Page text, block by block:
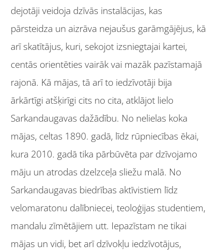
dejotāji veidoja dzīvās instalācijas, kas
pārsteidza un aizrāva nejaušus garāmgājējus, kā
arī skatītājus, kuri, sekojot izsniegtajai kartei,
centās orientēties vairāk vai mazāk pazīstamajā
rajonā. Kā mājas, tā arī to iedzīvotāji bija
ārkārtīgi atšķirīgi cits no cita, atklājot lielo
Sarkandaugavas dažādību. No nelielas koka
mājas, celtas 1890. gadā, līdz rūpniecības ēkai,
kura 2010. gadā tika pārbūvēta par dzīvojamo
māju un atrodas dzelzceļa sliežu malā. No
Sarkandaugavas biedrības aktīvistiem līdz
velomaratonu dalībniecei, teoloģijas studentiem,
mandalu zīmētājiem utt. Iepazīstam ne tikai
mājas un vidi, bet arī dzīvokļu iedzīvotājus,